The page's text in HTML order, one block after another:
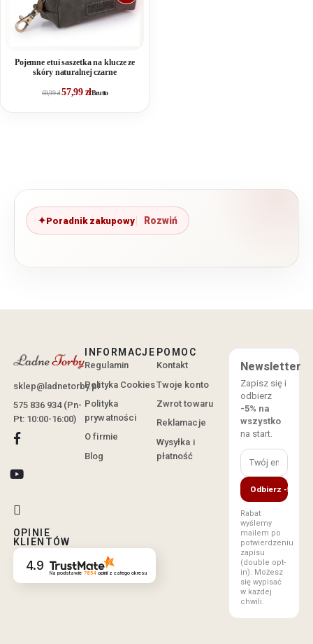
Pojemne etui saszetka na klucze ze
skóry naturalnej czarne
69,99zł57,99 złBrutto
Poradnik zakupowy
sklep@ladnetorby.pl
575 836 934 (Pn-
Pt: 10:00-16:00)
OPINIE
KLIENTÓW
4.9 Na podstawie 7854opinii z całego okresu
INFORMACJE
Regulamin
Polityka Cookies
Polityka
prywatności
O firmie
Blog
POMOC
Kontakt
Twoje konto
Zwrot towaru
Reklamacje
Wysyłka i
płatność
Newsletter
Zapisz się i
odbierz
-5% na
wszystko
na start.
Odbierz -5%
Rabat
wyślemy
mailem po
potwierdzeniu
zapisu
(double opt-
in). Możesz
się wypisać
w każdej
chwili.